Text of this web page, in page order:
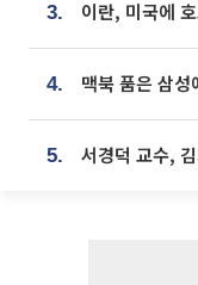
3.
4.
5.